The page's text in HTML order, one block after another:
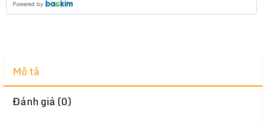
Powered by
Mô tả
Đánh giá (0)